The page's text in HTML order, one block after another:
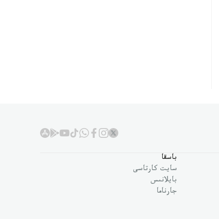
باسقا
سايت كارتاسى
بايلانىس
جارناما